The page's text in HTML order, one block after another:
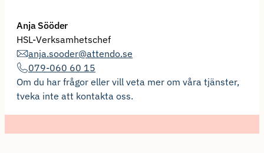
Anja Sööder
HSL-Verksamhetschef
anja.sooder@attendo.se
079-060 60 15
Om du har frågor eller vill veta mer om våra tjänster,
tveka inte att kontakta oss.